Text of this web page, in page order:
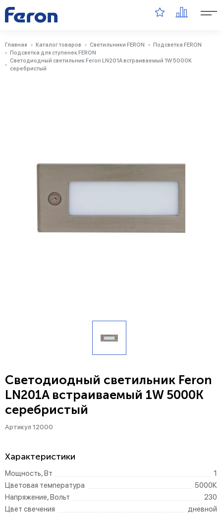
Главная Каталог товаров Светильники FERON
Подсветка FERON
Подсветка для ступенек FERON
Светодиодный светильник Feron LN201A встраиваемый 1W 5000K
серебристый
Светодиодный светильник Feron
LN201A встраиваемый 1W 5000K
серебристый
Артикул 12000
Характеристики
Мощность, Вт
1
Цветовая температура
5000К
Напряжение, Вольт
230
Цвет свечения
дневной